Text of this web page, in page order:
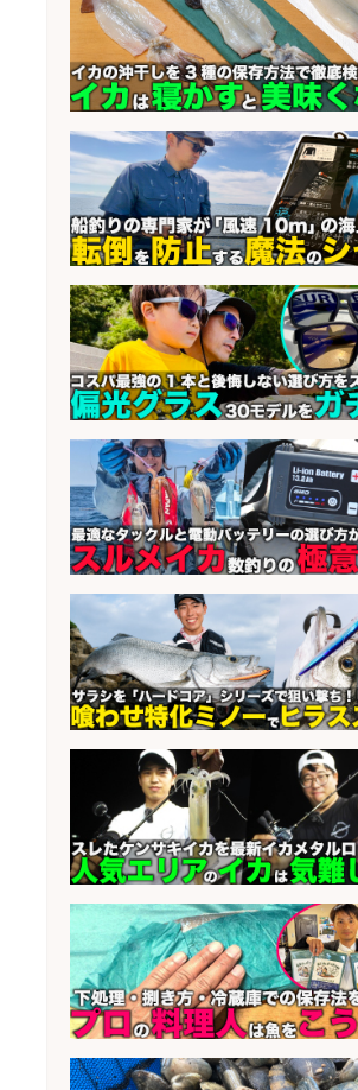
魚をさばける方必見「鮮魚部
ッフ」/3つの働き方が選べる
sponsored by 求人
製造「組立・加工」/釣り具部
製造企業にてNC旋盤加工機の
会社名 フジアルテ株式会社
sponsored by 求
居酒屋/キッチンスタッフ/扱
鮮度抜群!大衆酒場で元気に働
チンスタッフを募集
会社名 アカマル屋鮮魚店 大山店
sponsored by 求
さらに求人情報を見る